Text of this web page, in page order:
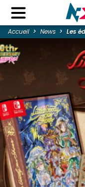
Accueil News Les